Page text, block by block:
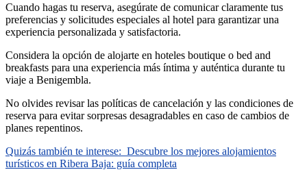
Cuando hagas tu reserva, asegúrate de comunicar claramente tus
preferencias y solicitudes especiales al hotel para garantizar una
experiencia personalizada y satisfactoria.
Considera la opción de alojarte en hoteles boutique o bed and
breakfasts para una experiencia más íntima y auténtica durante tu
viaje a Benigembla.
No olvides revisar las políticas de cancelación y las condiciones de
reserva para evitar sorpresas desagradables en caso de cambios de
planes repentinos.
Quizás también te interese: Descubre los mejores alojamientos
turísticos en Ribera Baja: guía completa